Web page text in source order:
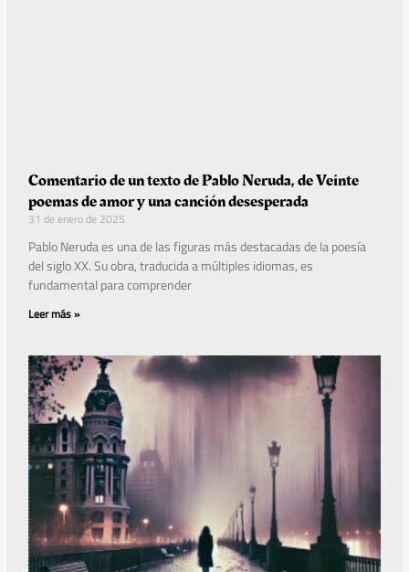
Comentario de un texto de Pablo Neruda, de Veinte
poemas de amor y una canción desesperada
31 de enero de 2025
Pablo Neruda es una de las figuras más destacadas de la poesía
del siglo XX. Su obra, traducida a múltiples idiomas, es
fundamental para comprender
Leer más »